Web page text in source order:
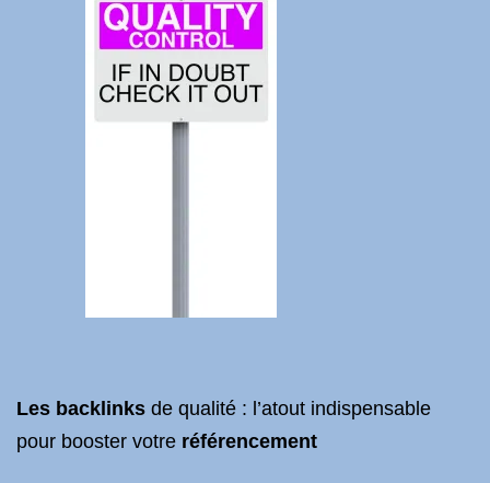
Les backlinks de qualité : l’atout indispensable
pour booster votre référencement